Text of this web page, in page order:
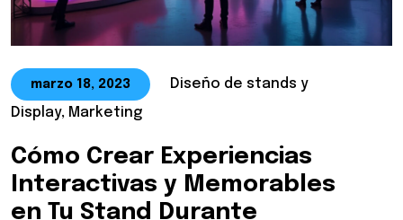
marzo 18, 2023
Diseño de stands y
Display, Marketing
Cómo Crear Experiencias
Interactivas y Memorables
en Tu Stand Durante